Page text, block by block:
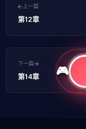
上一篇
第12章
下一篇
第14章